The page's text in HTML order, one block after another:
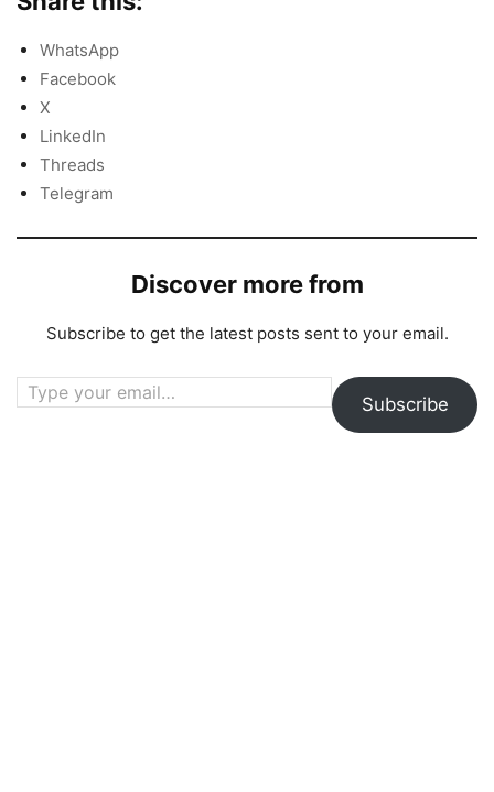
WhatsApp
Facebook
X
LinkedIn
Threads
Telegram
Discover more from
Subscribe to get the latest posts sent to your email.
Type your email…
Subscribe